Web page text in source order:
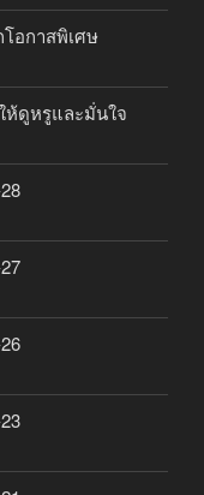
อกาสพิเศษ
ห้ดูหรูและมั่นใจ